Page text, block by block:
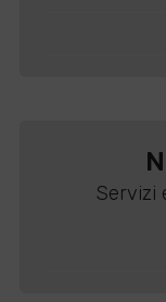
Servizi